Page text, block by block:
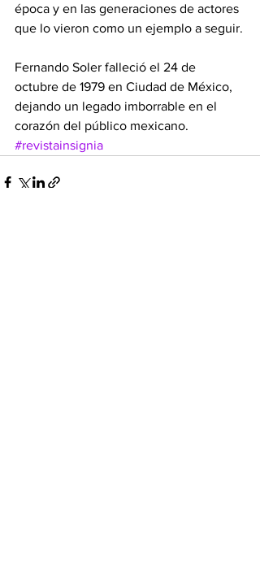
época y en las generaciones de actores
que lo vieron como un ejemplo a seguir.
Fernando Soler falleció el 24 de
octubre de 1979 en Ciudad de México,
dejando un legado imborrable en el
corazón del público mexicano.
#revistainsignia